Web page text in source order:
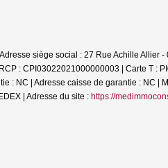
siège social : 27 Rue Achille Allier
: CPI03022021000000003 | Carte T :
NC | Adresse caisse de garantie : NC |
| Adresse du site : https://